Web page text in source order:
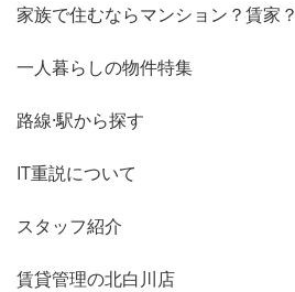
家族で住むならマンション？賃家？
一人暮らしの物件特集
路線·駅から探す
IT重説について
スタッフ紹介
賃貸管理の北白川店